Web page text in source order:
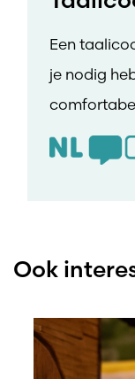
Een
je nodig
Ook